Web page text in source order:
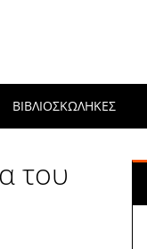
ΒΙΒΛΙΟΣΚΩΛΗΚΕΣ
του